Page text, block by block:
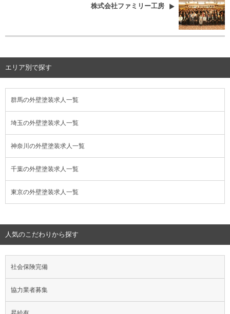
株式会社ファミリー工房
エリア別で探す
群馬の外壁塗装求人一覧
埼玉の外壁塗装求人一覧
神奈川の外壁塗装求人一覧
千葉の外壁塗装求人一覧
東京の外壁塗装求人一覧
人気のこだわりから探す
社会保険完備
協力業者募集